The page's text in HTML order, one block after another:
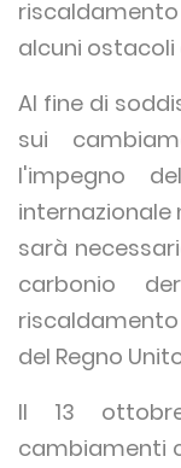
alcuni ostacoli
Al fine di
sui
l'impegno
internazionale
sarà
carbonio
del Regno
Il 13
cambiamenti